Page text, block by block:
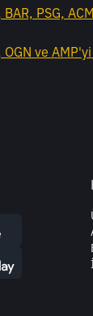
BAR, PSG,
OGN ve